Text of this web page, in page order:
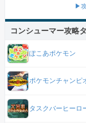
▶
コンシューマー攻略
ぽこあポケモン
ポケモンチャンピ
タスクバーヒーロ